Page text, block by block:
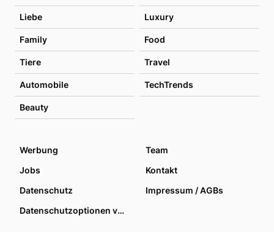
Liebe Luxury
Family Food
Tiere Travel
Automobile TechTrends
Beauty
Werbung
Team
Jobs
Kontakt
Datenschutz
Impressum / AGBs
Datenschutzoptionen verwalten